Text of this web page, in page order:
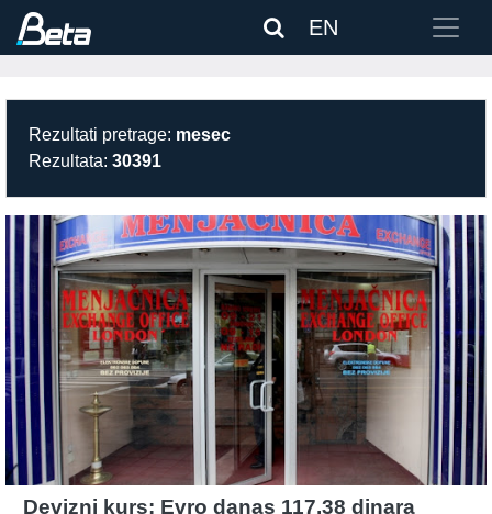
EN
Rezultati pretrage: mesec
Rezultata: 30391
Devizni kurs: Evro danas 117,38 dinara